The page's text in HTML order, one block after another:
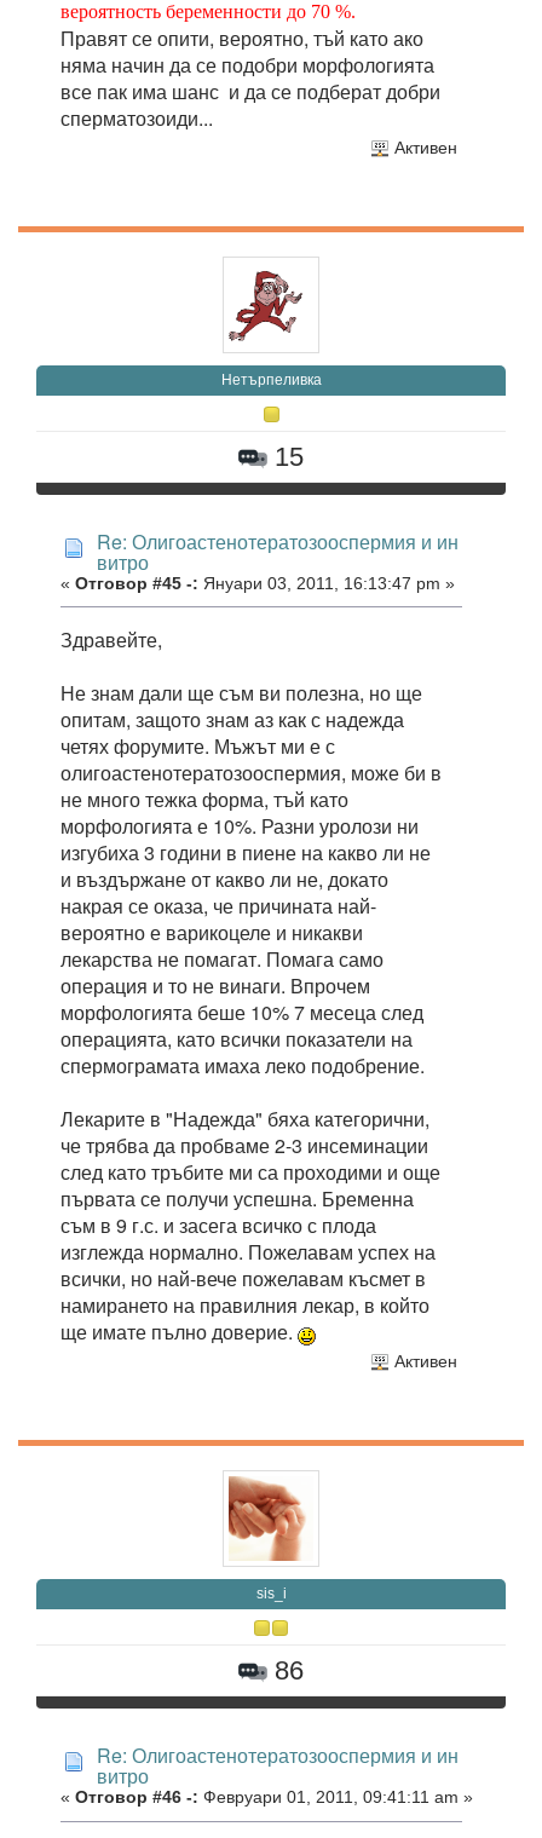
вероятность беременности до 70 %.
Правят се опити, вероятно, тъй като ако
няма начин да се подобри морфологията
все пак има шанс и да се подберат добри
сперматозоиди...
Активен
Нетърпеливка
15
Re: Олигоастенотератозооспермия и ин
витро
« Отговор #45 -: Януари 03, 2011, 16:13:47 pm »
Здравейте,
Не знам дали ще съм ви полезна, но ще
опитам, защото знам аз как с надежда
четях форумите. Мъжът ми е с
олигоастенотератозооспермия, може би в
не много тежка форма, тъй като
морфологията е 10%. Разни уролози ни
изгубиха 3 години в пиене на какво ли не
и въздържане от какво ли не, докато
накрая се оказа, че причината най-
вероятно е варикоцеле и никакви
лекарства не помагат. Помага само
операция и то не винаги. Впрочем
морфологията беше 10% 7 месеца след
операцията, като всички показатели на
спермограмата имаха леко подобрение.
Лекарите в "Надежда" бяха категорични,
че трябва да пробваме 2-3 инсеминации
след като тръбите ми са проходими и още
първата се получи успешна. Бременна
съм в 9 г.с. и засега всичко с плода
изглежда нормално. Пожелавам успех на
всички, но най-вече пожелавам късмет в
намирането на правилния лекар, в който
ще имате пълно доверие.
Активен
sis_i
86
Re: Олигоастенотератозооспермия и ин
витро
« Отговор #46 -: Февруари 01, 2011, 09:41:11 am »